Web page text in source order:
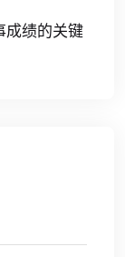
成绩的关键